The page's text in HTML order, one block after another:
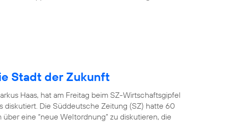
Stadt der Zukunft
Haas, hat am Freitag beim SZ-Wirtschaftsgipfel
diskutiert. Die Süddeutsche Zeitung (SZ) hatte 60
eine “neue Weltordnung” zu diskutieren, die